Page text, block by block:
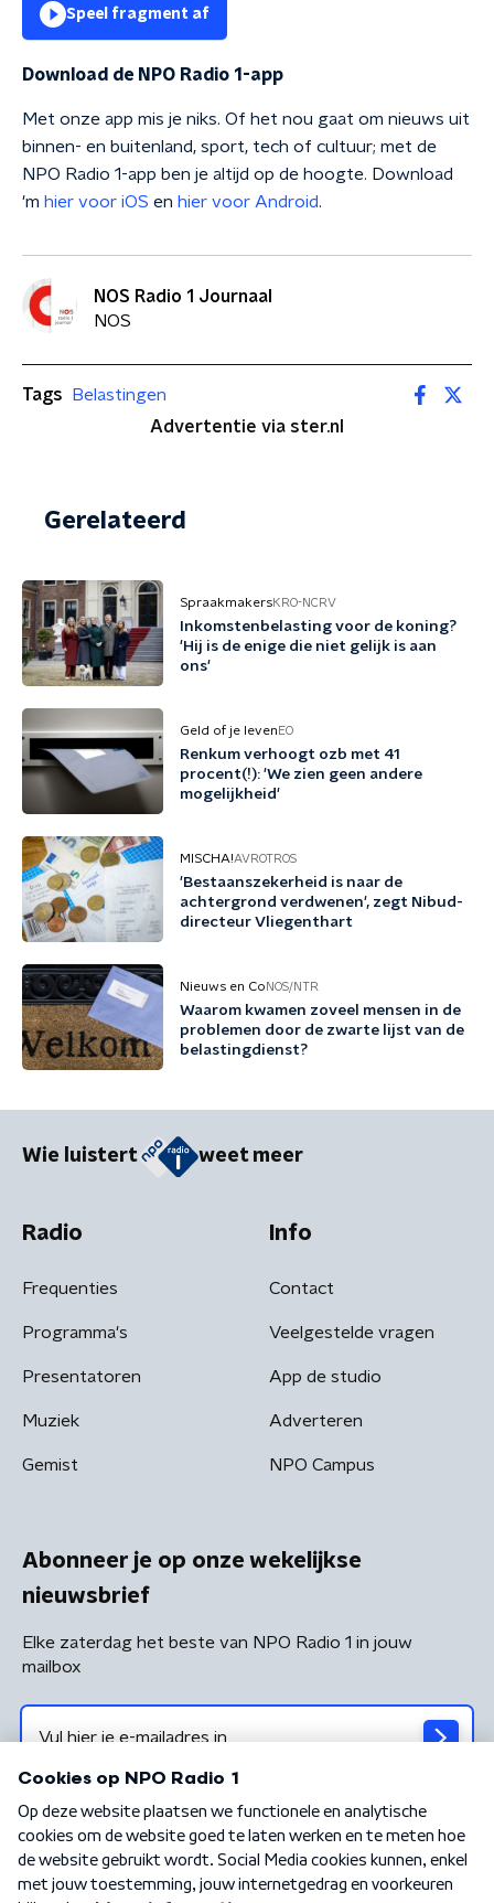
Speel fragment af
Download de NPO Radio 1-app
Met onze app mis je niks. Of het nou gaat om nieuws uit
binnen- en buitenland, sport, tech of cultuur; met de
NPO Radio 1-app ben je altijd op de hoogte. Download
'm hier voor iOS en hier voor Android.
NOS Radio 1 Journaal
NOS
Tags
Belastingen
Advertentie via ster.nl
Gerelateerd
SpraakmakersKRO-NCRV
Inkomstenbelasting voor de koning?
'Hij is de enige die niet gelijk is aan
ons'
Geld of je leven EO
Renkum verhoogt ozb met 41
procent(!): 'We zien geen andere
mogelijkheid'
MISCHA!AVROTROS
'Bestaanszekerheid is naar de
achtergrond verdwenen', zegt Nibud-
directeur Vliegenthart
Nieuws en Co NOS/NTR
Waarom kwamen zoveel mensen in de
problemen door de zwarte lijst van de
belastingdienst?
Wie luistert weet meer
Radio
Frequenties
Programma's
Presentatoren
Muziek
Gemist
Info
Contact
Veelgestelde vragen
App de studio
Adverteren
NPO Campus
Abonneer je op onze wekelijkse
nieuwsbrief
Elke zaterdag het beste van NPO Radio 1 in jouw
mailbox
Algemene voorwaarden